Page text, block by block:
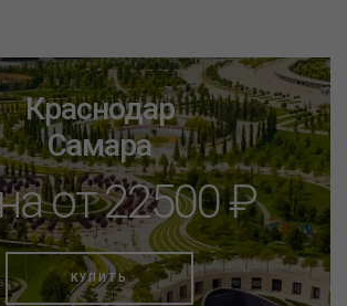
Краснодар
Самара
от 22500 ₽
КУПИТЬ